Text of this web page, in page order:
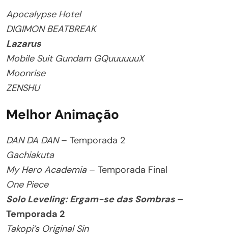
Apocalypse Hotel
DIGIMON BEATBREAK
Lazarus
Mobile Suit Gundam GQuuuuuuX
Moonrise
ZENSHU
Melhor Animação
DAN DA DAN– Temporada 2
Gachiakuta
My Hero Academia– Temporada Final
One Piece
Solo Leveling: Ergam-se das Sombras –
Temporada 2
Takopi’s Original Sin